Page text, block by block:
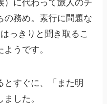
）に代わって旅人のチ
の務め。素行に問題な
っきりと聞き取るこ
うです。
とすぐに、「また明
した。